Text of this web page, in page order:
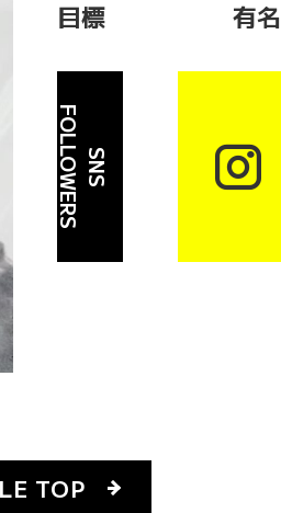
目標
有
S
N
S
F O
L
L
O
W
E
R
S 
TOP